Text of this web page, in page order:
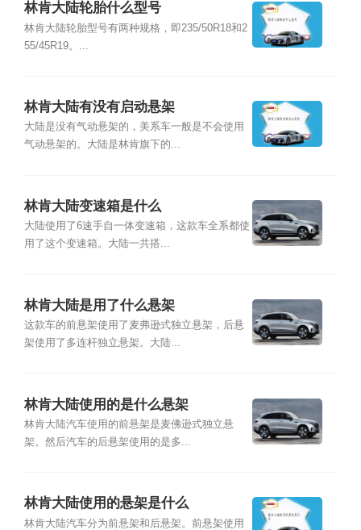
林肯大陆轮胎什么型号
林肯大陆轮胎型号有两种规格，即235/50R18和2
55/45R19。...
林肯大陆有没有启动悬架
大陆是没有气动悬架的，美系车一般是不会使用
气动悬架的。大陆是林肯旗下的...
林肯大陆变速箱是什么
大陆使用了6速手自一体变速箱，这款车全系都使
用了这个变速箱。大陆一共搭...
林肯大陆是用了什么悬架
这款车的前悬架使用了麦弗逊式独立悬架，后悬
架使用了多连杆独立悬架。大陆...
林肯大陆使用的是什么悬架
林肯大陆汽车使用的前悬架是麦佛逊式独立悬
架。然后汽车的后悬架使用的是多...
林肯大陆使用的悬架是什么
林肯大陆汽车分为前悬架和后悬架。前悬架使用